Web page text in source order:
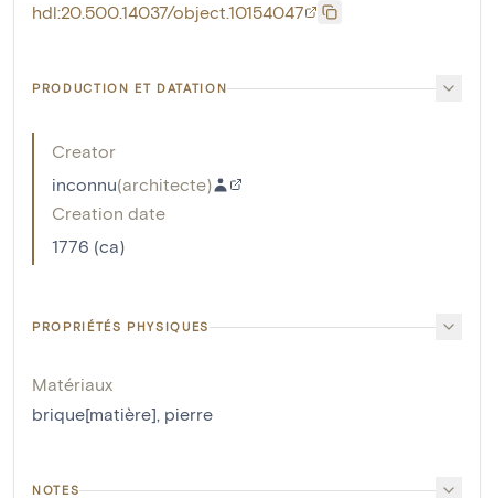
hdl:20.500.14037/object.10154047
PRODUCTION ET DATATION
Creator
inconnu(architecte)
Creation date
1776 (ca)
PROPRIÉTÉS PHYSIQUES
Matériaux
brique[matière], pierre
NOTES